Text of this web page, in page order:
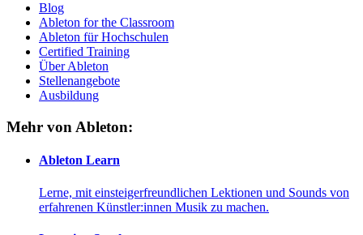
Blog
Ableton for the Classroom
Ableton für Hochschulen
Certified Training
Über Ableton
Stellenangebote
Ausbildung
Mehr von Ableton:
Ableton Learn
Lerne, mit einsteigerfreundlichen Lektionen und Sounds von
erfahrenen Künstler:innen Musik zu machen.